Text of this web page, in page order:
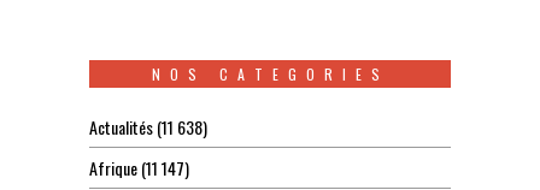
NOS CATEGORIES
Actualités(11 638)
Afrique(11 147)